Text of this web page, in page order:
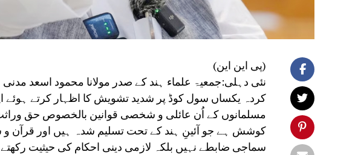
(پی این این)
نئی دہلی:جمعیۃ علماء ہند کے صدر مولانا محمود اسعد
کردہ یکساں سول کوڈ پر شدید تشویش کا اظہار کرتے ہوئے
مسلمانوں کے اُن عائلی و شخصی قوانین بالخصوص حق
کوشش ہے جو آئینِ ہند کے تحت تسلیم شدہ ہیں اور قرآن
سماجی ضابطے نہیں بلکہ لازمی دینی احکام کی حیثیت رکھتے